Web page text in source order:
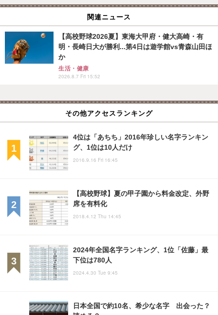
関連ニュース
【高校野球2026夏】東海大甲府・健大高崎・有
明・長崎日大が勝利...第4日は遊学館vs青森山田ほ
か
生活・健康
2026.8.7 Fri 15:52
その他アクセスランキング
4位は「あちち」2016年珍しい名字ランキン
グ、1位は10人だけ
2016.9.16 Fri 16:45
【高校野球】夏の甲子園から料金改定、外野
席を有料化
2018.4.12 Thu 14:45
2024年全国名字ランキング、1位「佐藤」最
下位は780人
2024.4.30 Tue 9:45
日本全国で約10名、希少な名字 出会った？